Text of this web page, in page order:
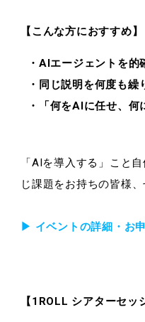
【こんな方におすすめ】
・AIエージェントを
・同じ説明を何度も
・「何をAIに任せ、
「AIを導入する」こと
じ課題をお持ちの皆様
▶︎ イベントの詳細・お
【1ROLL シアターセッ